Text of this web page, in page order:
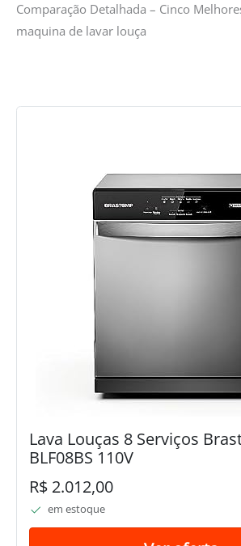
Comparação Detalhada – Cinco
maquina de lavar louça
Lava Louças 8 Serviços
BLF08BS 110V
R$ 2.012,00
em estoque